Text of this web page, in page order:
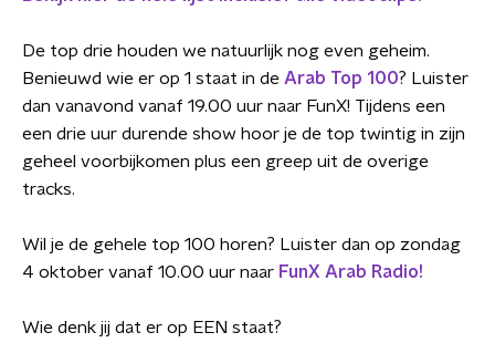
De top drie houden we natuurlijk nog even geheim.
Benieuwd wie er op 1 staat in de Arab Top 100? Luister
dan vanavond vanaf 19.00 uur naar FunX! Tijdens een
een drie uur durende show hoor je de top twintig in zijn
geheel voorbijkomen plus een greep uit de overige
tracks.
Wil je de gehele top 100 horen? Luister dan op zondag
4 oktober vanaf 10.00 uur naar FunX Arab Radio!
Wie denk jij dat er op EEN staat?